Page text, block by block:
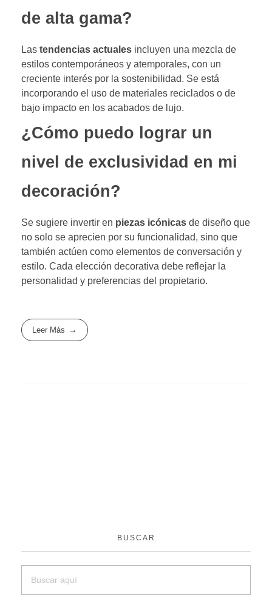
de alta gama?
Las tendencias actuales incluyen una mezcla de
estilos contemporáneos y atemporales, con un
creciente interés por la sostenibilidad. Se está
incorporando el uso de materiales reciclados o de
bajo impacto en los acabados de lujo.
¿Cómo puedo lograr un
nivel de exclusividad en mi
decoración?
Se sugiere invertir en piezas icónicas de diseño que
no solo se aprecien por su funcionalidad, sino que
también actúen como elementos de conversación y
estilo. Cada elección decorativa debe reflejar la
personalidad y preferencias del propietario.
Leer Más
BUSCAR